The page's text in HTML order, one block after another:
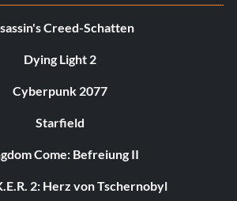
Creed-Schatten
Dying Light 2
Cyberpunk 2077
Starfield
Come: Befreiung II
2: Herz von Tschernobyl